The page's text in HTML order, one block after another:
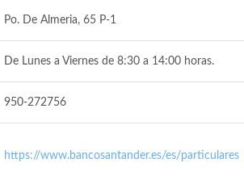
Po. De Almeria, 65 P-1
De Lunes a Viernes de 8:30 a 14:00 horas.
950-272756
https://www.bancosantander.es/es/particulares